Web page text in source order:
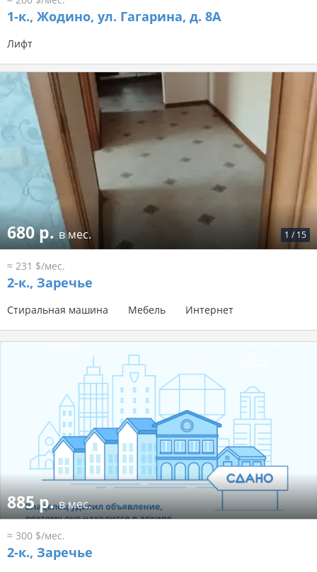
1-к., Жодино, ул. Гагарина, д. 8А
Лифт
1 / 15
680 р.в мес.
≈ 231 $/мес.
2-к., Заречье
Стиральная машина Мебель Интернет
885 р.в мес.
≈ 300 $/мес.
2-к., Заречье